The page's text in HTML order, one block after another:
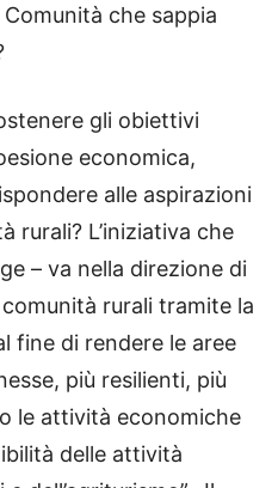
che sappia
gli obiettivi
economica,
alle aspirazioni
rurali? L’iniziativa che
– va nella direzione di
rurali tramite la
fine di rendere le aree
più resilienti, più
le attività economiche
delle attività